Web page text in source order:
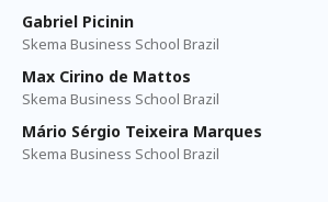
Gabriel Picinin
Skema Business School Brazil
Max Cirino de Mattos
Skema Business School Brazil
Mário Sérgio Teixeira Marques
Skema Business School Brazil